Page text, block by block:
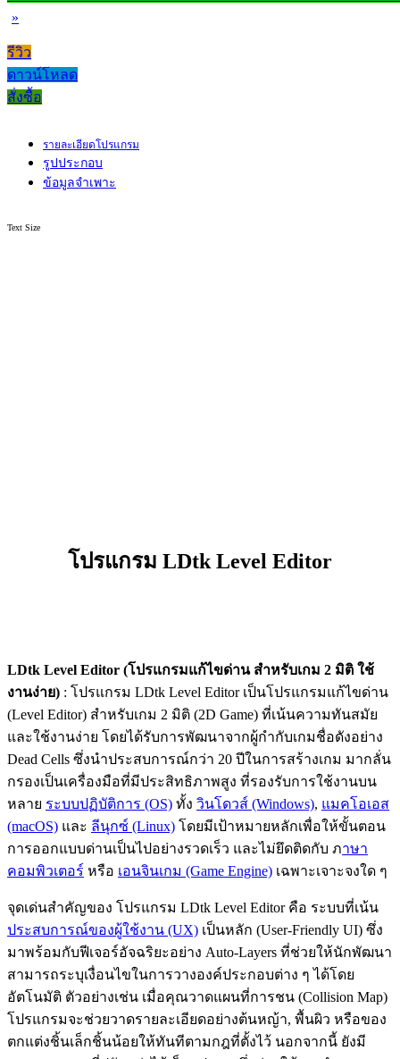
»
รีวิว
ดาวน์โหลด
สั่งซื้อ
รายละเอียดโปรแกรม
รูปประกอบ
ข้อมูลจำเพาะ
Text Size
โปรแกรม LDtk Level Editor
LDtk Level Editor (โปรแกรมแก้ไขด่าน สำหรับเกม 2 มิติ ใช้
งานง่าย) : โปรแกรม LDtk Level Editor เป็นโปรแกรมแก้ไขด่าน
(Level Editor) สำหรับเกม 2 มิติ (2D Game) ที่เน้นความทันสมัย
และใช้งานง่าย โดยได้รับการพัฒนาจากผู้กำกับเกมชื่อดังอย่าง
Dead Cells ซึ่งนำประสบการณ์กว่า 20 ปีในการสร้างเกม มากลั่น
กรองเป็นเครื่องมือที่มีประสิทธิภาพสูง ที่รองรับการใช้งานบน
หลาย ระบบปฏิบัติการ (OS) ทั้ง วินโดวส์ (Windows), แมคโอเอส
(macOS) และ ลีนุกซ์ (Linux) โดยมีเป้าหมายหลักเพื่อให้ขั้นตอน
การออกแบบด่านเป็นไปอย่างรวดเร็ว และไม่ยึดติดกับ ภาษา
คอมพิวเตอร์ หรือ เอนจินเกม (Game Engine) เฉพาะเจาะจงใด ๆ
จุดเด่นสำคัญของ โปรแกรม LDtk Level Editor คือ ระบบที่เน้น
ประสบการณ์ของผู้ใช้งาน (UX) เป็นหลัก (User-Friendly UI) ซึ่ง
มาพร้อมกับฟีเจอร์อัจฉริยะอย่าง Auto-Layers ที่ช่วยให้นักพัฒนา
สามารถระบุเงื่อนไขในการวางองค์ประกอบต่าง ๆ ได้โดย
อัตโนมัติ ตัวอย่างเช่น เมื่อคุณวาดแผนที่การชน (Collision Map)
โปรแกรมจะช่วยวาดรายละเอียดอย่างต้นหญ้า, พื้นผิว หรือของ
ตกแต่งชิ้นเล็กชิ้นน้อยให้ทันทีตามกฎที่ตั้งไว้ นอกจากนี้ ยังมี